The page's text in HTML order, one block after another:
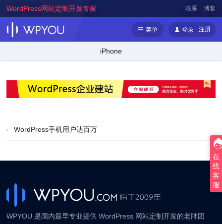
WordPress网站定制开发专家 联系 博客
菜单 登录 注册
iPhone
WordPress手机用户达百万
WPYOU 是国内最早专业提供 WordPress 网站定制开发的老牌团
在
线
客
服